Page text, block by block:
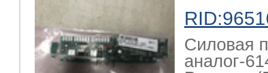
Силовая
аналог-